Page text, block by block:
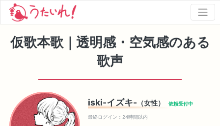
仮歌本歌｜透明感・空気感のある
歌声
iski-イズキ- （女性） 依頼受付中
最終ログイン：24時間以内